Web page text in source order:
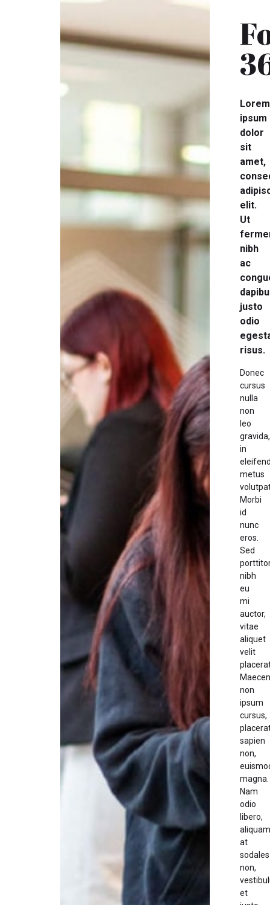
Lorem
ipsum
dolor
sit
amet,
elit.
Ut
nibh
ac
justo
odio
risus.
Donec
cursus
nulla
non
leo
gravida,
in
metus
Morbi
id
nunc
eros.
Sed
nibh
eu
mi
auctor,
vitae
aliquet
velit
non
ipsum
cursus,
sapien
non,
magna.
Nam
odio
libero,
aliquam
at
sodales
non,
et